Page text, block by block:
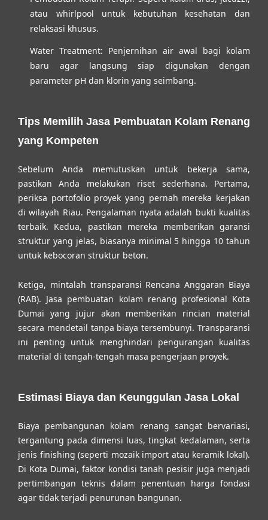
atau whirlpool untuk kebutuhan kesehatan dan
relaksasi khusus.
Water Treatment: Penjernihan air awal bagi kolam
baru agar langsung siap digunakan dengan
parameter pH dan klorin yang seimbang.
Tips Memilih Jasa Pembuatan Kolam Renang
yang Kompeten
Sebelum Anda memutuskan untuk bekerja sama,
pastikan Anda melakukan riset sederhana. Pertama,
periksa portofolio proyek yang pernah mereka kerjakan
di wilayah Riau. Pengalaman nyata adalah bukti kualitas
terbaik. Kedua, pastikan mereka memberikan garansi
struktur yang jelas, biasanya minimal 5 hingga 10 tahun
untuk kebocoran struktur beton.
Ketiga, mintalah transparansi Rencana Anggaran Biaya
(RAB). Jasa pembuatan kolam renang profesional Kota
Dumai yang jujur akan memberikan rincian material
secara mendetail tanpa biaya tersembunyi. Transparansi
ini penting untuk menghindari pengurangan kualitas
material di tengah-tengah masa pengerjaan proyek.
Estimasi Biaya dan Keunggulan Jasa Lokal
Biaya pembangunan kolam renang sangat bervariasi,
tergantung pada dimensi luas, tingkat kedalaman, serta
jenis finishing (seperti mozaik import atau keramik lokal).
Di Kota Dumai, faktor kondisi tanah pesisir juga menjadi
pertimbangan teknis dalam penentuan harga fondasi
agar tidak terjadi penurunan bangunan.